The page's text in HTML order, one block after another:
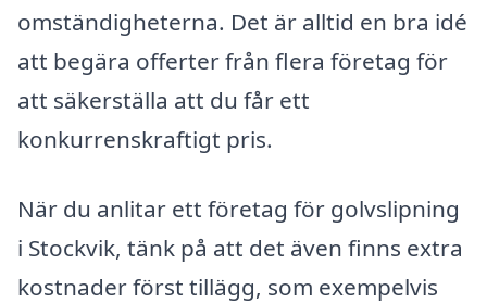
omständigheterna. Det är alltid en bra idé
att begära offerter från flera företag för
att säkerställa att du får ett
konkurrenskraftigt pris.
När du anlitar ett företag för golvslipning
i Stockvik, tänk på att det även finns extra
kostnader först tillägg, som exempelvis